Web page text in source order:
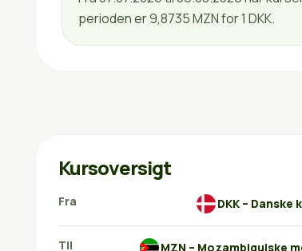
perioden er 9,8735 MZN for 1 DKK.
Kursoversigt
Fra DKK – Danske
Til MZN – Mozambiquiske